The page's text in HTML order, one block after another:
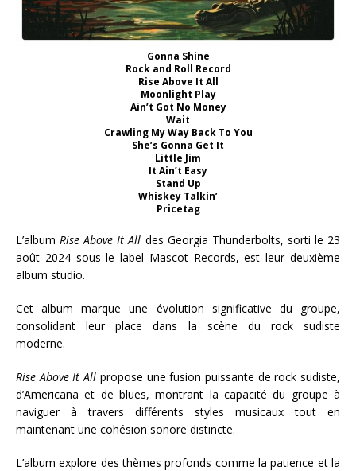
Gonna Shine
Rock and Roll Record
Rise Above It All
Moonlight Play
Ain’t Got No Money
Wait
Crawling My Way Back To You
She’s Gonna Get It
Little Jim
It Ain’t Easy
Stand Up
Whiskey Talkin’
Pricetag
L’albumRise Above It All des Georgia Thunderbolts, sorti le 23
août 2024 sous le label Mascot Records, est leur deuxième
album studio.
Cet album marque une évolution significative du groupe,
consolidant leur place dans la scène du rock sudiste
moderne.
Rise Above It All propose une fusion puissante de rock sudiste,
d’Americana et de blues, montrant la capacité du groupe à
naviguer à travers différents styles musicaux tout en
maintenant une cohésion sonore distincte.
L’album explore des thèmes profonds comme la patience et la